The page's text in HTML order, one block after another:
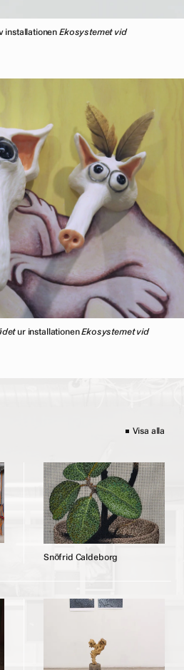
installationenEkosystemet vid
ur installationenEkosystemet vid
Visa alla
Snöfrid Caldeborg